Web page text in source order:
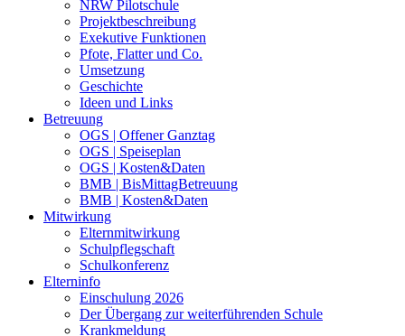
NRW Pilotschule
Projektbeschreibung
Exekutive Funktionen
Pfote, Flatter und Co.
Umsetzung
Geschichte
Ideen und Links
Betreuung
OGS | Offener Ganztag
OGS | Speiseplan
OGS | Kosten&Daten
BMB | BisMittagBetreuung
BMB | Kosten&Daten
Mitwirkung
Elternmitwirkung
Schulpflegschaft
Schulkonferenz
Elterninfo
Einschulung 2026
Der Übergang zur weiterführenden Schule
Krankmeldung